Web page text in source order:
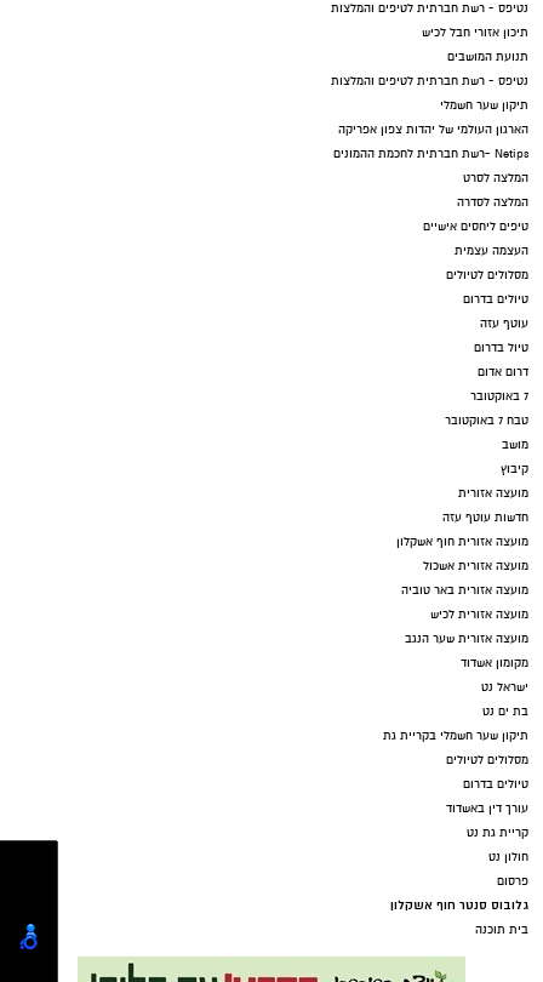
נטיפס - רשת חברתית לטיפים והמלצות
תיכון אזורי חבל לכיש
תנועת המושבים
נטיפס - רשת חברתית לטיפים והמלצות
תיקון שער חשמלי
הארגון העולמי של יהדות צפון אפריקה
Netips -רשת חברתית לחכמת ההמונים
המלצה לסרט
המלצה לסדרה
טיפים ליחסים אישיים
העצמה עצמית
מסלולים לטיולים
טיולים בדרום
עוטף עזה
טיול בדרום
דרום אדום
7 באוקטובר
טבח 7 באוקטובר
מושב
קיבוץ
מועצה אזורית
חדשות עוטף עזה
מועצה אזורית חוף אשקלון
מועצה אזורית אשכול
מועצה אזורית באר טוביה
מועצה אזורית לכיש
מועצה אזורית שער הנגב
מקומון אשדוד
ישראל נט
בת ים נט
תיקון שער חשמלי בקריית גת
מסלולים לטיולים
טיולים בדרום
עורך דין באשדוד
קריית גת נט
חולון נט
פרסום
גלובוס סנטר חוף אשקלון
בית תוכנה